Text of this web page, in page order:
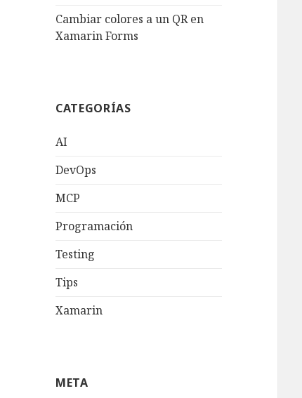
Cambiar colores a un QR en
Xamarin Forms
CATEGORÍAS
AI
DevOps
MCP
Programación
Testing
Tips
Xamarin
META